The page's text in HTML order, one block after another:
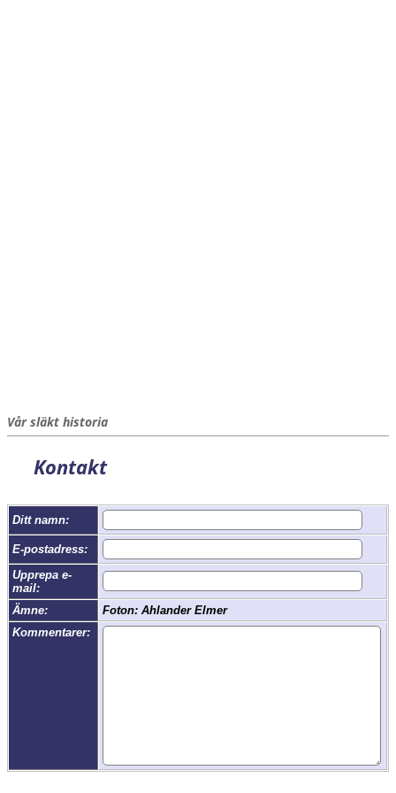
Vår släkt historia
Kontakt
Ditt namn:
E-postadress:
Upprepa e-
mail:
Ämne:
Foton: Ahlander Elmer
Kommentarer: